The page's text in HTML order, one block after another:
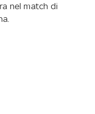
nel match di